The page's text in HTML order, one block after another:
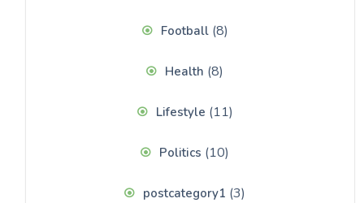
Football(8)
Health (8)
Lifestyle (11)
Politics (10)
postcategory1 (3)